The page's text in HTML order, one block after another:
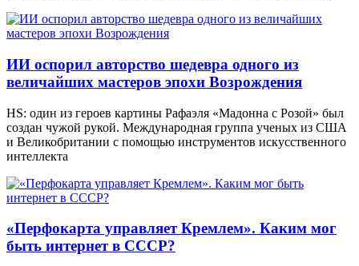
ИИ оспорил авторство шедевра одного из
величайших мастеров эпохи Возрождения
HS: один из героев картины Рафаэля «Мадонна с Розой» был
создан чужой рукой. Международная группа ученых из США
и Великобритании с помощью инструментов искусственного
интеллекта
«Перфокарта управляет Кремлем». Каким мог
быть интернет в СССР?